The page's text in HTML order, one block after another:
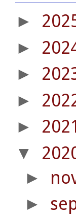
►
►
►
►
►
▼
►
►